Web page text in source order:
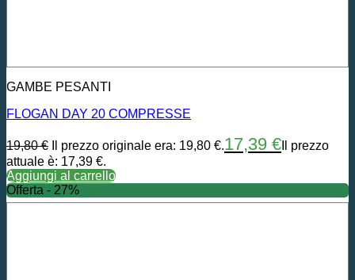
GAMBE PESANTI
FLOGAN DAY 20 COMPRESSE
19,80€ Il prezzo originale era: 19,80 €.17,39 € Il prezzo
attuale è: 17,39 €.
Aggiungi al carrello
Offerta - 27%